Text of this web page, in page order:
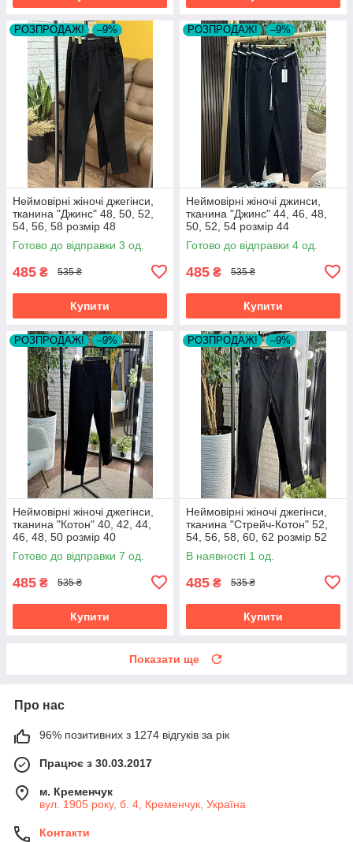
РОЗПРОДАЖ! –9%
Неймовірні жіночі джегінси,
тканина "Джинс" 48, 50, 52,
54, 56, 58 розмір 48
Готово до відправки 3 од.
485 ₴ 535 ₴
Купити
РОЗПРОДАЖ! –9%
Неймовірні жіночі джинси,
тканина "Джинс" 44, 46, 48,
50, 52, 54 розмір 44
Готово до відправки 4 од.
485 ₴ 535 ₴
Купити
РОЗПРОДАЖ! –9%
Неймовірні жіночі джегінси,
тканина "Котон" 40, 42, 44,
46, 48, 50 розмір 40
Готово до відправки 7 од.
485 ₴ 535 ₴
Купити
РОЗПРОДАЖ! –9%
Неймовірні жіночі джегінси,
тканина "Стрейч-Котон" 52,
54, 56, 58, 60, 62 розмір 52
В наявності 1 од.
485 ₴ 535 ₴
Купити
Показати ще
Про нас
96% позитивних з 1274 відгуків за рік
Працює з 30.03.2017
м. Кременчук
вул. 1905 року, б. 4, Кременчук, Україна
Контакти